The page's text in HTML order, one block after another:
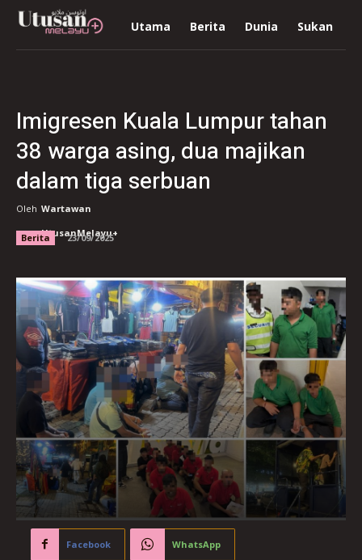
Utama Berita Dunia Sukan
Imigresen Kuala Lumpur tahan
38 warga asing, dua majikan
dalam tiga serbuan
Oleh Wartawan
UtusanMelayu+
Berita 23/09/2025
Facebook WhatsApp